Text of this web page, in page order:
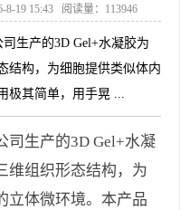
8-19 15:43 阅读量： 113946
生产的3D Gel+水凝胶为
结构，为细胞提供类似体内
极其简单，用手晃 ...
司生产的3D Gel+水凝
维组织形态结构，为
立体微环境。本产品